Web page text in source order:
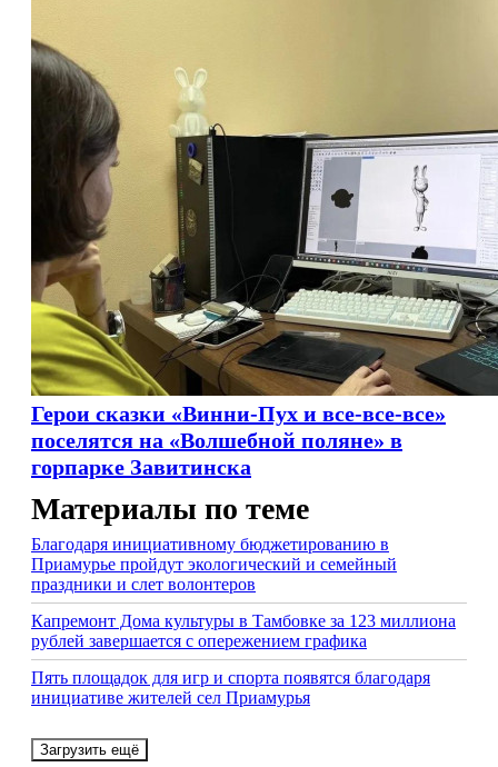
Герои сказки «Винни-Пух и все-все-все»
поселятся на «Волшебной поляне» в
горпарке Завитинска
Материалы по теме
Благодаря инициативному бюджетированию в
Приамурье пройдут экологический и семейный
праздники и слет волонтеров
Капремонт Дома культуры в Тамбовке за 123 миллиона
рублей завершается с опережением графика
Пять площадок для игр и спорта появятся благодаря
инициативе жителей сел Приамурья
Загрузить ещё